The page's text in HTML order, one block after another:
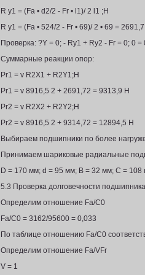
R y1 = (Fa • d2/2 - Fr • l1)/ 2 l1 ;Н
R y1 = (Fa • 524/2 - Fr • 69)/ 2 • 69 =
Проверка: ?Y = 0; - Ry1 + Ry2 - Fr = 0; 0 =
Суммарные реакции опор:
Pr1 = v R2X1 + R2Y1;Н
Pr1 = v 8916,5 2 + 2691,72 = 9313,9 Н
Pr2 = v R2X2 + R2Y2;Н
Pr2 = v 8916,5 2 + 9314,72 = 12894,5 Н
Выбираем подшипники по более
Принимаем шариковые радиальные
D = 170 мм; d = 95 мм; В = 32 мм; С = 108
5.3 Проверка долговечности подшипника
Определим отношение Fa/С0
Fa/С0 = 3162/95600 = 0,033
По таблице отношению Fa/С0
Определим отношение Fa/VFr
V = 1